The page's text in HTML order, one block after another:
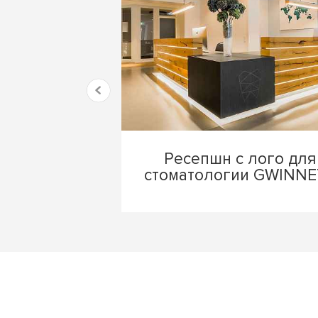
Ресепшн с лого для
стоматологии